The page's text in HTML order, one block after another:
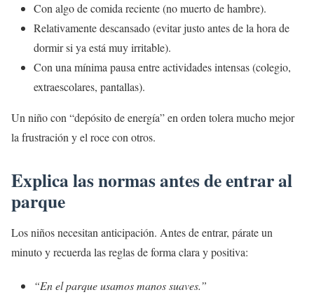
Con algo de comida reciente (no muerto de hambre).
Relativamente descansado (evitar justo antes de la hora de
dormir si ya está muy irritable).
Con una mínima pausa entre actividades intensas (colegio,
extraescolares, pantallas).
Un niño con “depósito de energía” en orden tolera mucho mejor
la frustración y el roce con otros.
Explica las normas antes de entrar al
parque
Los niños necesitan anticipación. Antes de entrar, párate un
minuto y recuerda las reglas de forma clara y positiva:
“En el parque usamos manos suaves.”